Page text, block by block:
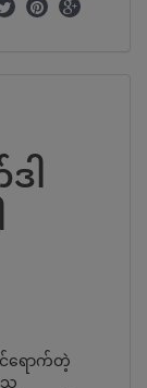
ါ
င်ရောက်တဲ့
သူ့